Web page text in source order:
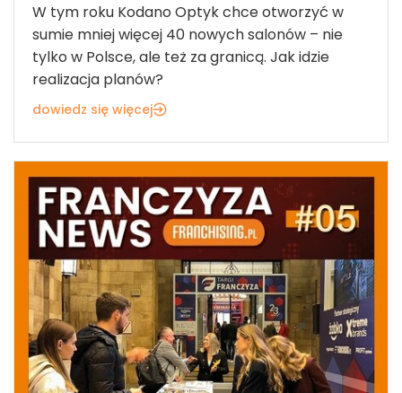
W tym roku Kodano Optyk chce otworzyć w
sumie mniej więcej 40 nowych salonów – nie
tylko w Polsce, ale też za granicą. Jak idzie
realizacja planów?
dowiedz się więcej